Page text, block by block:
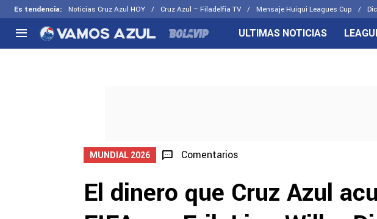
Es tendencia: Noticias Cruz Azul HOY Cruz Azul – Filadelfia TV Mensaje Huiqui Leagues Cup
Selección Mexicana
ULTIMAS NOTICIAS
MUNDIAL 2026 Comentarios
El dinero que Cruz Azul